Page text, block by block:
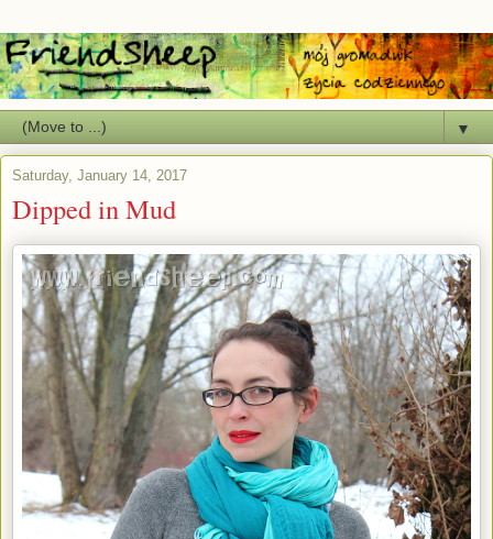
▼
Saturday, January 14, 2017
Dipped in Mud